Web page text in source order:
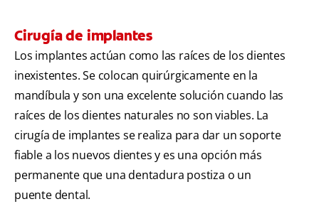
Cirugía de implantes
Los implantes actúan como las raíces de los dientes
inexistentes. Se colocan quirúrgicamente en la
mandíbula y son una excelente solución cuando las
raíces de los dientes naturales no son viables. La
cirugía de implantes se realiza para dar un soporte
fiable a los nuevos dientes y es una opción más
permanente que una dentadura postiza o un
puente dental.